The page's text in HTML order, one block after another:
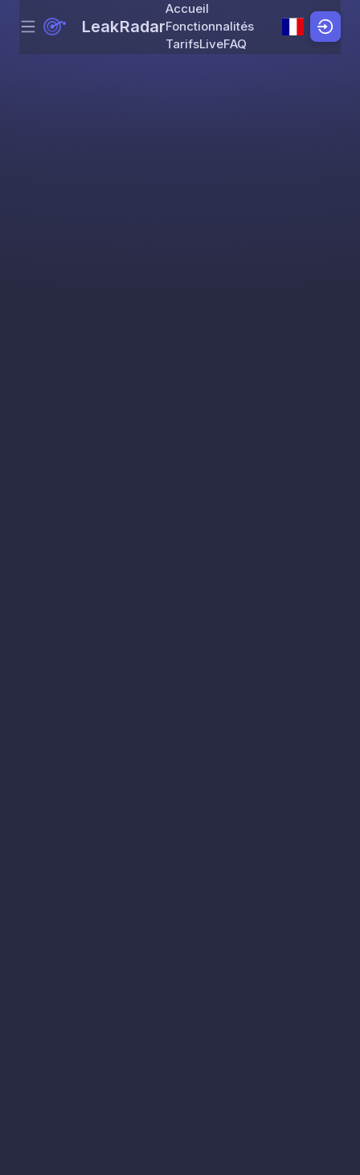
Skip to content
Menu LeakRadar
Accueil
Fonctionnalités
TarifsLiveFAQ